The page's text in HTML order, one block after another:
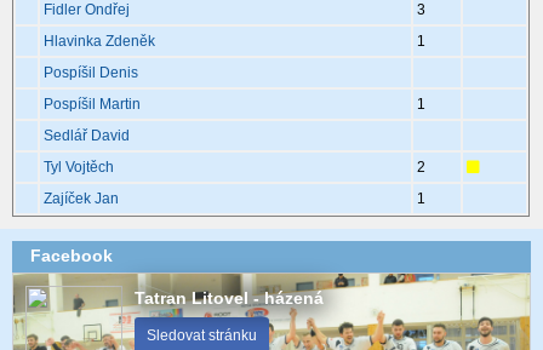
Fidler Ondřej
3
Hlavinka Zdeněk
1
Pospíšil Denis
Pospíšil Martin
1
Sedlář David
Tyl Vojtěch
2
Zajíček Jan
1
Facebook
Tatran Litovel - házená
Sledovat stránku